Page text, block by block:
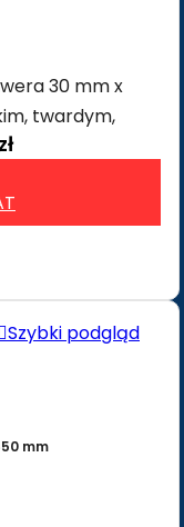
30 mm x
twardym,
Szybki podgląd
mm